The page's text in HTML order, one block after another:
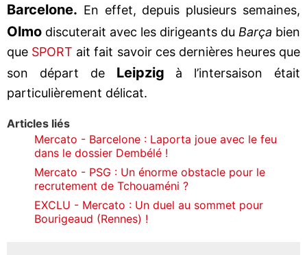
Barcelone. En effet, depuis plusieurs semaines,
Olmo discuterait avec les dirigeants du Barça bien
que SPORT ait fait savoir ces dernières heures que
son départ de Leipzig à l’intersaison était
particulièrement délicat.
Articles liés
Mercato - Barcelone : Laporta joue avec le feu
dans le dossier Dembélé !
Mercato - PSG : Un énorme obstacle pour le
recrutement de Tchouaméni ?
EXCLU - Mercato : Un duel au sommet pour
Bourigeaud (Rennes) !